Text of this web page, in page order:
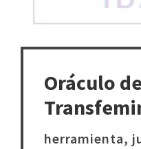
Oráculo
herramienta,